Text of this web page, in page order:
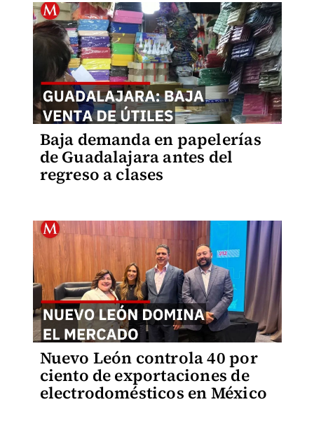
Baja demanda en papelerías
de Guadalajara antes del
regreso a clases
Nuevo León controla 40 por
ciento de exportaciones de
electrodomésticos en México